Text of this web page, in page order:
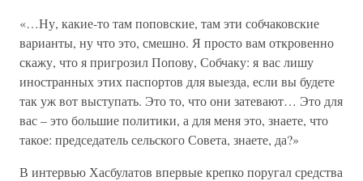
«…Ну, какие-то там поповские, там эти собчаковские
варианты, ну что это, смешно. Я просто вам откровенно
скажу, что я пригрозил Попову, Собчаку: я вас лишу
иностранных этих паспортов для выезда, если вы будете
так уж вот выступать. Это то, что они затевают… Это для
вас – это большие политики, а для меня это, знаете, что
такое: председатель сельского Совета, знаете, да?»
В интервью Хасбулатов впервые крепко поругал средства